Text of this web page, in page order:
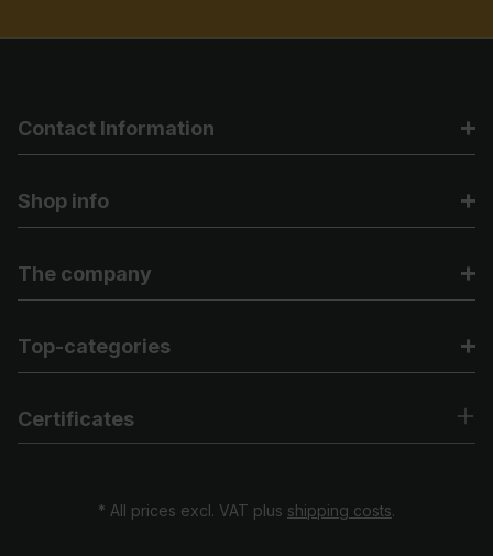
Contact Information
Shop info
The company
Top-categories
Certificates
* All prices excl. VAT plus shipping costs.